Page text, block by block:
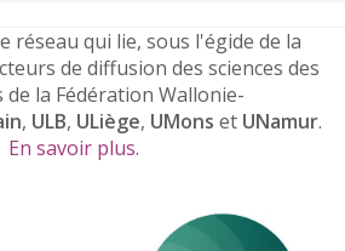
réseau qui lie, sous l'égide de la
de diffusion des sciences des
de la Fédération Wallonie-
, ULB, ULiège, UMons et UNamur.
En savoir plus.